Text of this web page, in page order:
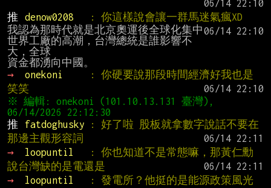
推
denow0208
: 你這樣說會讓一群馬迷氣瘋XD
我認為那時代就是北京奧運後全球化集中
世界工廠的高潮，台灣總統是誰影響不
大，全球
→
onekoni
: 你硬要說那段時間經濟好我也是
笑笑
※ 編輯: onekoni (101.10.13.131 臺灣),
推
fatdoghusky
: 好了啦 股板就拿數字說話不要在
那邊主觀形容詞
→
loopuntil
: 你也知道不是常態嘛，那黃仁勳
說台灣缺的是電還是
→
loopuntil
: 發電所？他挺的是能源政策風光